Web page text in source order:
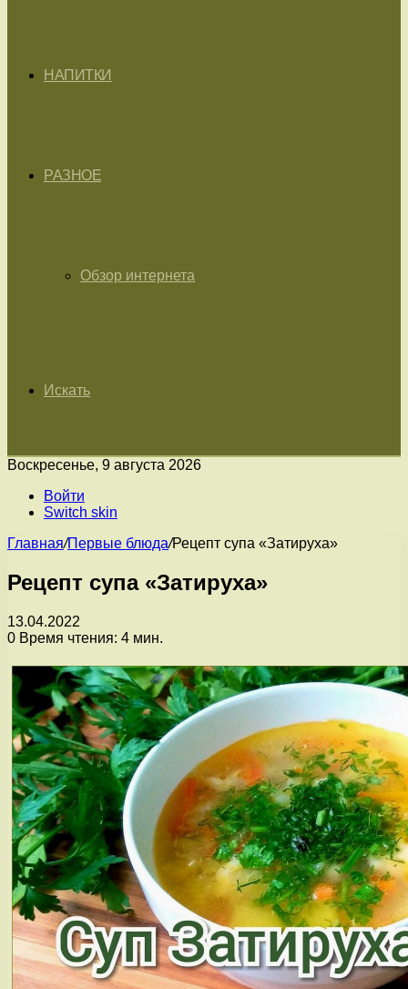
НАПИТКИ
РАЗНОЕ
Обзор интернета
Искать
Воскресенье, 9 августа 2026
Войти
Switch skin
Главная/Первые блюда/Рецепт супа «Затируха»
Рецепт супа «Затируха»
13.04.2022
0 Время чтения: 4 мин.